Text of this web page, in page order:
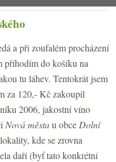
a při zoufalém procházení
přihodím do košíku na
tu láhev. Tentokrát jsem
za 120,- Kč zakoupil
2006, jakostní víno
Nová městau obce Dolní
kde se zrovna
daří (byť tato konkrétní